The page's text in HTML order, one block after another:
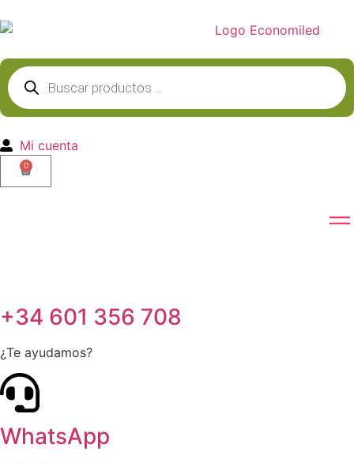
Mi cuenta
0
+34 601 356 708
¿Te ayudamos?
WhatsApp